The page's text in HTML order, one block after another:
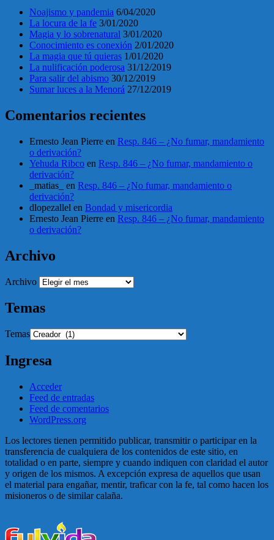
Noajismo y pandemia 6/04/2020
La locura de la fe 3/01/2020
Magia y lo sobrenatural 3/01/2020
Conocimiento es conexión 2/01/2020
La magia que tú quieras 1/01/2020
La nulificación poderosa 31/12/2019
Para salir del abismo 30/12/2019
Sumar luces a la Menorá 27/12/2019
Comentarios recientes
Ernesto Jean Pierre en Resp. 846 – ¿No fumar, mandamiento
o derivación?
Yehuda Ribco en Resp. 846 – ¿No fumar, mandamiento o
derivación?
_matias_
en Resp. 846 – ¿No fumar, mandamiento o
derivación?
dlopezallel en Bondad y misericordia
Ernesto Jean Pierre en Resp. 846 – ¿No fumar, mandamiento
o derivación?
Archivo
Archivo
Temas
Temas
Ingresa
Acceder
Feed de entradas
Feed de comentarios
WordPress.org
Los lectores tienen permitido publicar, transmitir o participar en la
transferencia de cualquiera de los contenidos de este sitio, en
totalidad o en parte, siempre y cuando indiquen con claridad el autor
y origen de los mismos. A excepción expresa de aquellos que usan
el material para engañar, mentir, traficar con la fe, tal como hacen los
misioneros o de similar calaña.